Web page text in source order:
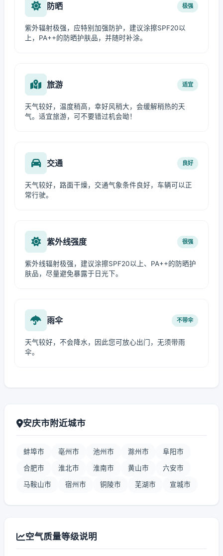
防晒 极强
紫外辐射极强，应特别加强防护，建议涂擦SPF20以
上，PA++的防晒护肤品，并随时补涂。
旅游 适宜
天气较好，温度稍高，幸好风稍大，会缓解稍热的天
气。适宜旅游，可不要错过机会呦！
交通 良好
天气较好，路面干燥，交通气象条件良好，车辆可以正
常行驶。
紫外线强度 很强
紫外线辐射极强，建议涂擦SPF20以上、PA++的防晒护
肤品，尽量避免暴露于日光下。
雨伞 不带伞
天气较好，不会降水，因此您可放心出门，无须带雨
伞。
安庆市附近城市
蚌埠市 亳州市 池州市 滁州市 阜阳市
合肥市 淮北市 淮南市 黄山市 六安市
马鞍山市 宿州市 铜陵市 芜湖市 宣城市
空气质量等级说明